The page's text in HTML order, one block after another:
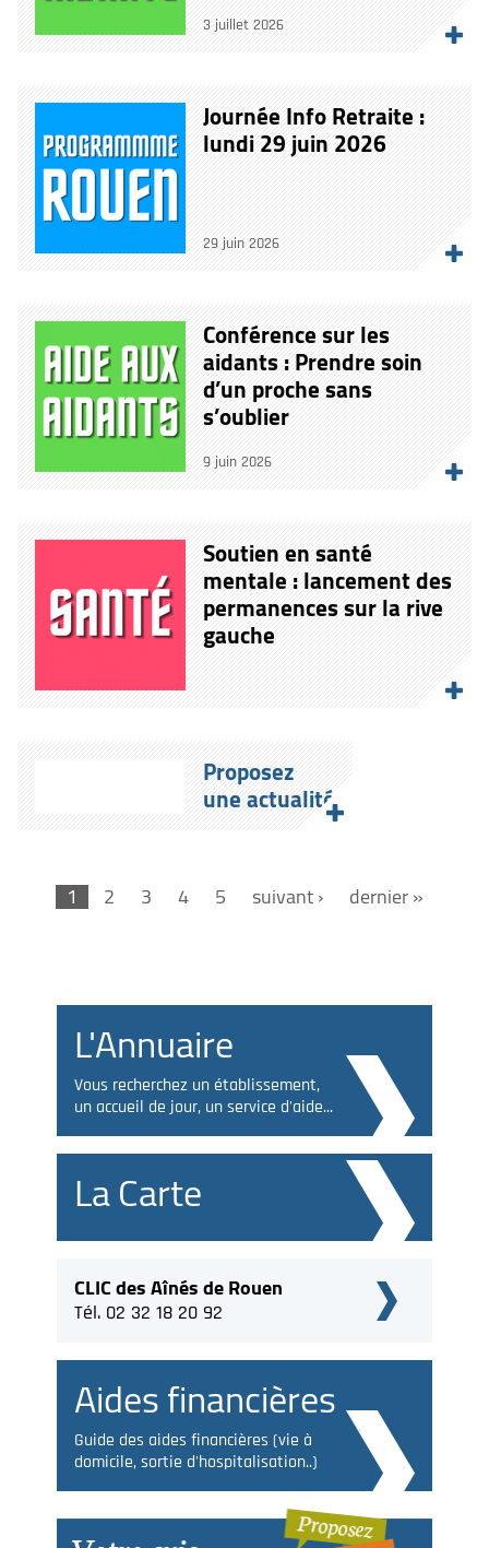
3 juillet 2026
Journée Info Retraite :
lundi 29 juin 2026
29 juin 2026
Conférence sur les
aidants : Prendre soin
d’un proche sans
s’oublier
9 juin 2026
Soutien en santé
mentale : lancement des
permanences sur la rive
gauche
Proposez
une actualité
1 2 3 4 5 suivant › dernier »
L'Annuaire
Vous recherchez un établissement,
un accueil de jour, un service d'aide...
La Carte
CLIC des Aînés de Rouen
Tél. 02 32 18 20 92
Aides financières
Guide des aides financières (vie à
domicile, sortie d'hospitalisation..)